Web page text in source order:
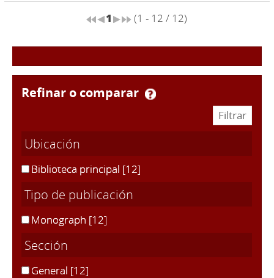
1 (1 - 12 / 12)
refinar o comparar
Ubicación
Biblioteca principal [12]
Tipo de publicación
Monograph [12]
Sección
General [12]